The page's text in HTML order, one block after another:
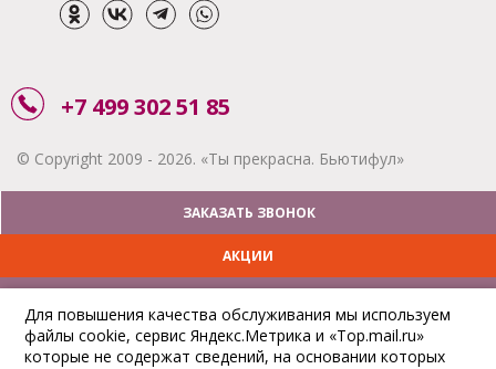
+7 499 302 51 85
© Copyright 2009 - 2026. «Ты прекрасна. Бьютифул»
ЗАКАЗАТЬ ЗВОНОК
АКЦИИ
ОПЛАТА
Для повышения качества обслуживания мы используем
файлы cookie, сервис Яндекс.Метрика и «Top.mail.ru»
которые не содержат сведений, на основании которых